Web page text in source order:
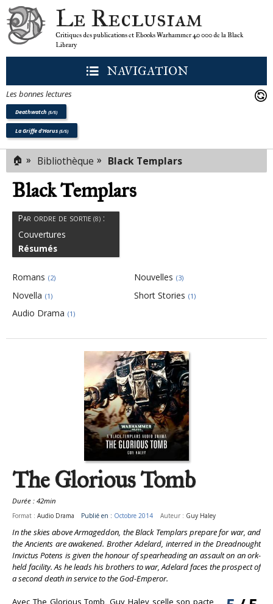
Le Reclusiam
Critiques des publications et Ebooks Warhammer 40 000 de la Black
Library
NAVIGATION
Les bonnes lectures
Deathwatch (5/5)
La Griffe d'Horus (5/5)
🏠 » Bibliothèque » Black Templars
Black Templars
Par ordre de sortie (8) :
Couvertures
Résumés
Romans (2) Nouvelles (3)
Novella (1) Short Stories (1)
Audio Drama (1)
The Glorious Tomb
Durée : 42min
Format : Audio Drama Publié en : Octobre 2014 Auteur : Guy Haley
In the skies above Armageddon, the Black Templars prepare for war, and
the Ancients are awakened. Brother Adelard, interred in the Dreadnought
Invictus Potens is given the honour of spearheading an assault on an ork-
held facility. As he leads his brothers to war, Adelard faces the prospect of
a second death in service to the God-Emperor.
Avec The Glorious Tomb, Guy Haley scelle son pacte